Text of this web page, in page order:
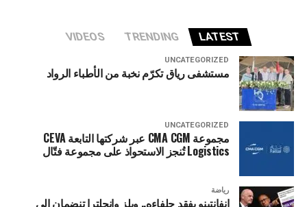
LATEST
TRENDING
VIDEOS
UNCATEGORIZED
مستشفى رياق تكرّم نخبة من الأطباء الرواد
UNCATEGORIZED
مجموعة CMA CGM عبر شركتها التابعة CEVA
Logistics تُنجز الاستحواذ على مجموعة فتّال
رياضة
إنفانتينو يفقد حلفاءه.. ويلز وإنجلترا تنضمان إلى